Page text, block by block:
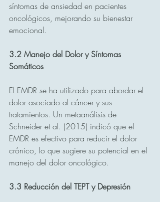
síntomas de ansiedad en pacientes
oncológicos, mejorando su bienestar
emocional.
3.2 Manejo del Dolor y Síntomas
Somáticos
El EMDR se ha utilizado para abordar el
dolor asociado al cáncer y sus
tratamientos. Un metaanálisis de
Schneider et al. (2015) indicó que el
EMDR es efectivo para reducir el dolor
crónico, lo que sugiere su potencial en el
manejo del dolor oncológico.
3.3 Reducción del TEPT y Depresión